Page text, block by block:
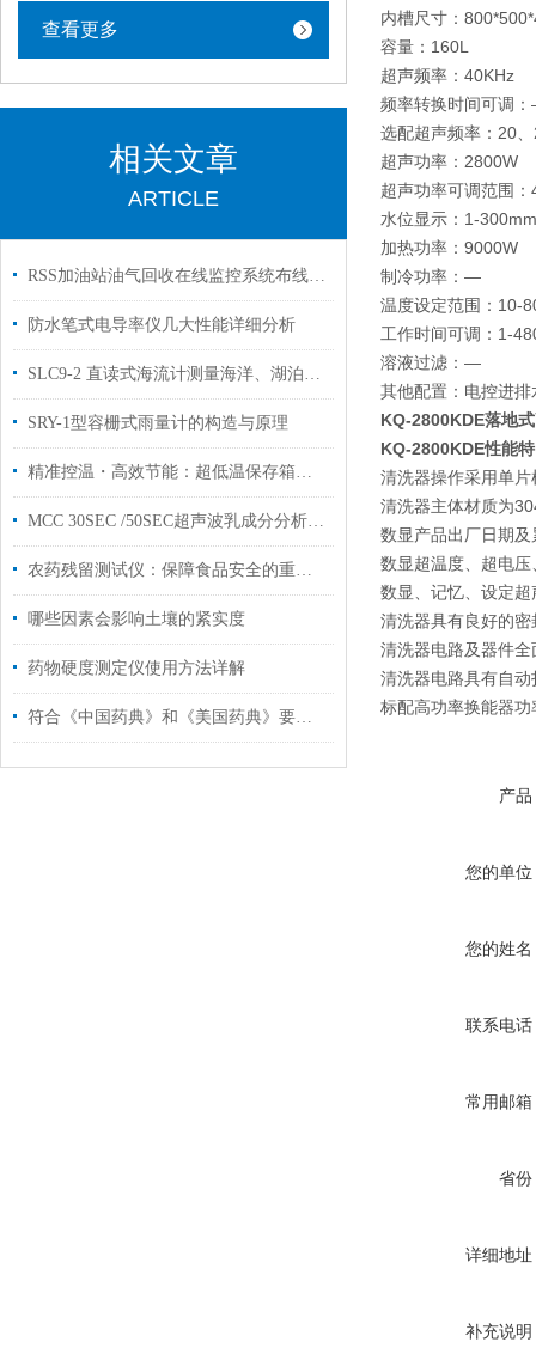
查看更多
相关文章
ARTICLE
RSS加油站油气回收在线监控系统布线图以及安装图纸
防水笔式电导率仪几大性能详细分析
SLC9-2 直读式海流计测量海洋、湖泊、水库不同深度水下流速流向
SRY-1型容栅式雨量计的构造与原理
精准控温・高效节能：超低温保存箱赋能化工与科研低温存储
MCC 30SEC /50SEC超声波乳成分分析仪体积参数指标
农药残留测试仪：保障食品安全的重要工具
哪些因素会影响土壤的紧实度
药物硬度测定仪使用方法详解
符合《中国药典》和《美国药典》要求自动取样溶出系统
内槽尺寸：
容量：160L
超声频率：40KHz
频率转换时间可调
选配超声频率：20
超声功率：2800W
超声功率可调范围
水位显示：1-300mm
加热功率：9000W
制冷功率：—
温度设定范围：10-
工作时间可调：1-
溶液过滤：—
其他配置：电控进
KQ-2800KDE落地
KQ-2800KDE性能
清洗器操作采用单片
清洗器主体材质为
数显产品出厂日期
数显超温度、超电
数显、记忆、设定
清洗器具有良好的
清洗器电路及器件
清洗器电路具有自动
标配高功率换能器
产品
您的单位
您的姓名
联系电话
常用邮箱
省份
详细地址
补充说明